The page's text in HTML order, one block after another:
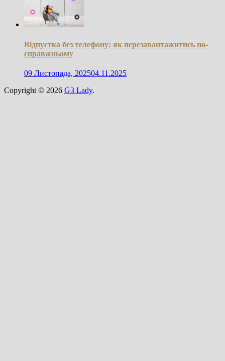
Відпустка без телефону: як перезавантажитись по-
справжньому
09 Листопада, 202504.11.2025
Copyright © 2026 G3 Lady.